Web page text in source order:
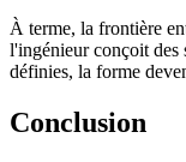
À terme, la frontière
l'ingénieur conçoit des
définies, la forme
Conclusion